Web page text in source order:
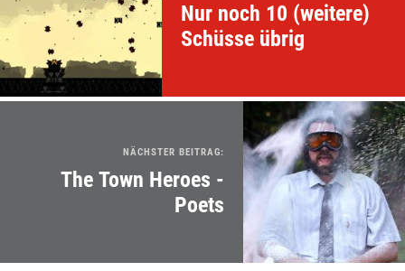
Nur noch 10 (weitere)
Schüsse übrig
NÄCHSTER BEITRAG:
The Town Heroes -
Poets